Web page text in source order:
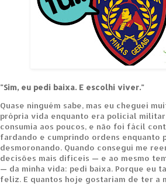
"Sim, eu pedi baixa. E escolhi viver."
Quase ninguém sabe, mas eu cheguei
própria vida enquanto era policial
consumia aos poucos, e não foi fácil
fardando e cumprindo ordens enquanto
desmoronando. Quando consegui me
decisões mais difíceis — e ao mesmo
— da minha vida: pedi baixa. Porque eu
feliz. E quantos hoje gostariam de ter a